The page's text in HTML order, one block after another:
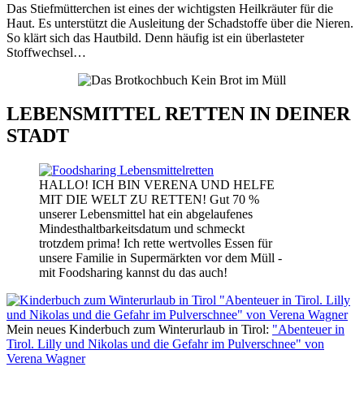
Das Stiefmütterchen ist eines der wichtigsten Heilkräuter für die
Haut. Es unterstützt die Ausleitung der Schadstoffe über die Nieren.
So klärt sich das Hautbild. Denn häufig ist ein überlasteter
Stoffwechsel…
LEBENSMITTEL RETTEN IN DEINER
STADT
HALLO! ICH BIN VERENA UND HELFE
MIT DIE WELT ZU RETTEN! Gut 70 %
unserer Lebensmittel hat ein abgelaufenes
Mindesthaltbarkeitsdatum und schmeckt
trotzdem prima! Ich rette wertvolles Essen für
unsere Familie in Supermärkten vor dem Müll -
mit Foodsharing kannst du das auch!
Mein neues Kinderbuch zum Winterurlaub in Tirol: "Abenteuer in
Tirol. Lilly und Nikolas und die Gefahr im Pulverschnee" von
Verena Wagner